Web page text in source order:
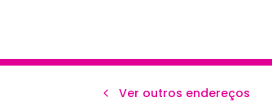
Ver outros endereços